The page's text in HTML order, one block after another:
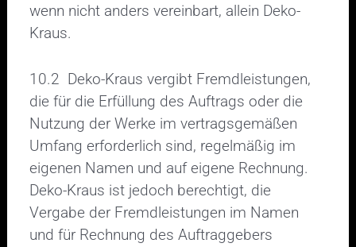
wenn nicht anders vereinbart, allein Deko-
Kraus.
10.2 Deko-Kraus vergibt Fremdleistungen,
die für die Erfüllung des Auftrags oder die
Nutzung der Werke im vertragsgemäßen
Umfang erforderlich sind, regelmäßig im
eigenen Namen und auf eigene Rechnung.
Deko-Kraus ist jedoch berechtigt, die
Vergabe der Fremdleistungen im Namen
und für Rechnung des Auftraggebers